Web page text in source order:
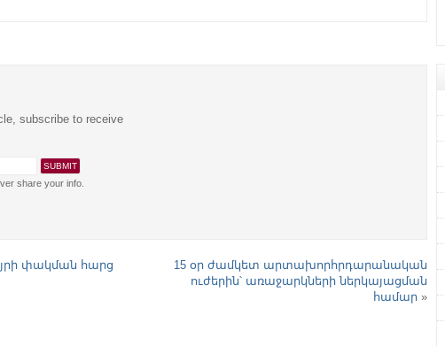
subscribe to receive
share your info.
փակման հարց
15 օր ժամկետ արտախորհրդարանական
ուժերին՝ առաջարկների ներկայացման
համար »